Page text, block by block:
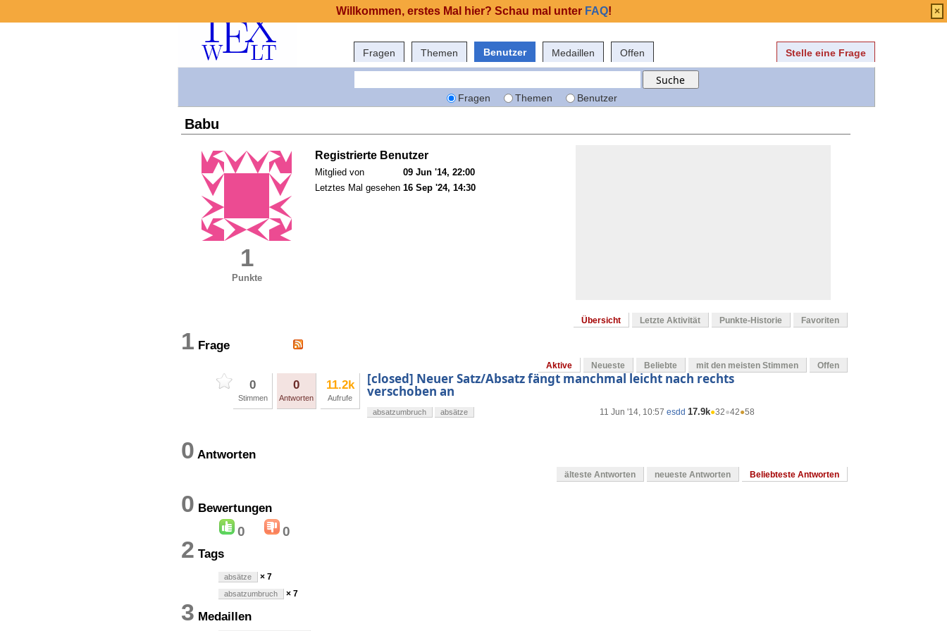
Fragen Themen Benutzer Medaillen Offen Stelle eine Frage
Fragen Themen Benutzer
Babu
1
Punkte
Registrierte Benutzer
Mitglied von
09 Jun '14, 22:00
Letztes Mal gesehen 16 Sep '24, 14:30
Übersicht Letzte Aktivität Punkte-Historie Favoriten
1 Frage
Aktive Neueste Beliebte mit den meisten Stimmen Offen
0
Stimmen
0
Antworten
11.2k
Aufrufe
[closed] Neuer Satz/Absatz fängt manchmal leicht nach rechts
verschoben an
11 Jun '14, 10:57 esdd 17.9k●32●42●58
absatzumbruch absätze
0 Antworten
älteste Antworten neueste Antworten Beliebteste Antworten
0 Bewertungen
0 0
2 Tags
absätze × 7
absatzumbruch × 7
3 Medaillen
Willkommen, erstes Mal hier? Schau mal unter FAQ! ×